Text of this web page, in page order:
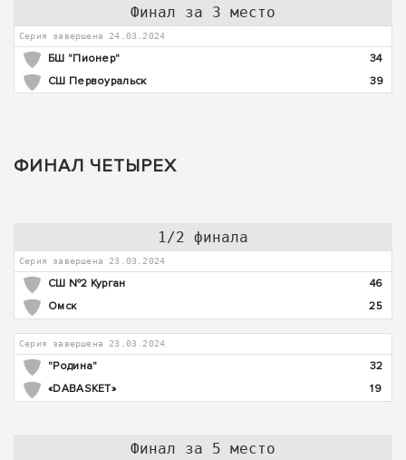
Финал за 3 место
Серия завершена 24.03.2024
БШ "Пионер"
34
СШ Первоуральск
39
ФИНАЛ ЧЕТЫРЕХ
1/2 финала
Серия завершена 23.03.2024
СШ №2 Курган
46
Омск
25
Серия завершена 23.03.2024
"Родина"
32
«DABASKET»
19
Финал за 5 место